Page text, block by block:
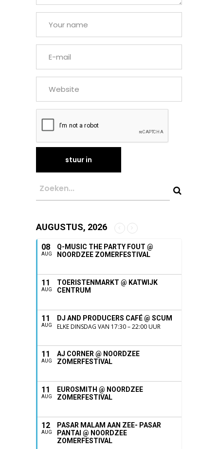
AUGUSTUS, 2026
08
AUG
Q-MUSIC THE PARTY FOUT @
NOORDZEE ZOMERFESTIVAL
11
AUG
TOERISTENMARKT @ KATWIJK
CENTRUM
11
AUG
DJ AND PRODUCERS CAFÉ @ SCUM
ELKE DINSDAG VAN 17:30 – 22:00 UUR
11
AUG
AJ CORNER @ NOORDZEE
ZOMERFESTIVAL
11
AUG
EUROSMITH @ NOORDZEE
ZOMERFESTIVAL
12
AUG
PASAR MALAM AAN ZEE- PASAR
PANTAI @ NOORDZEE
ZOMERFESTIVAL